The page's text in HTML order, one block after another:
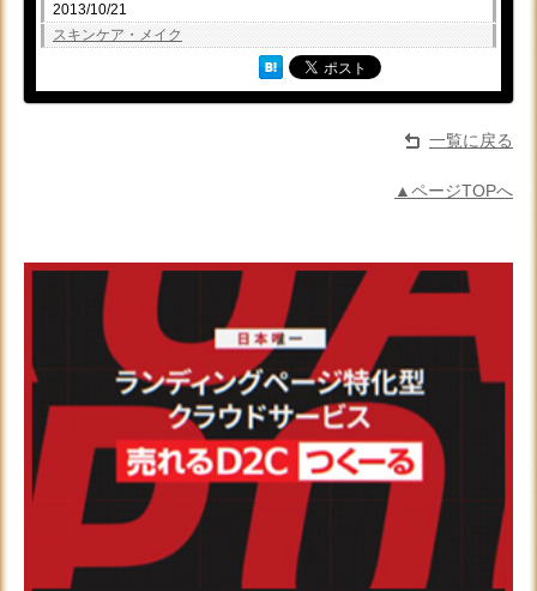
2013/10/21
スキンケア・メイク
一覧に戻る
▲ページTOPへ